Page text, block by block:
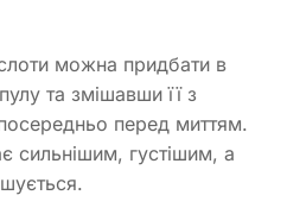
можна придбати в
та змішавши її з
перед миттям.
сильнішим, густішим, а